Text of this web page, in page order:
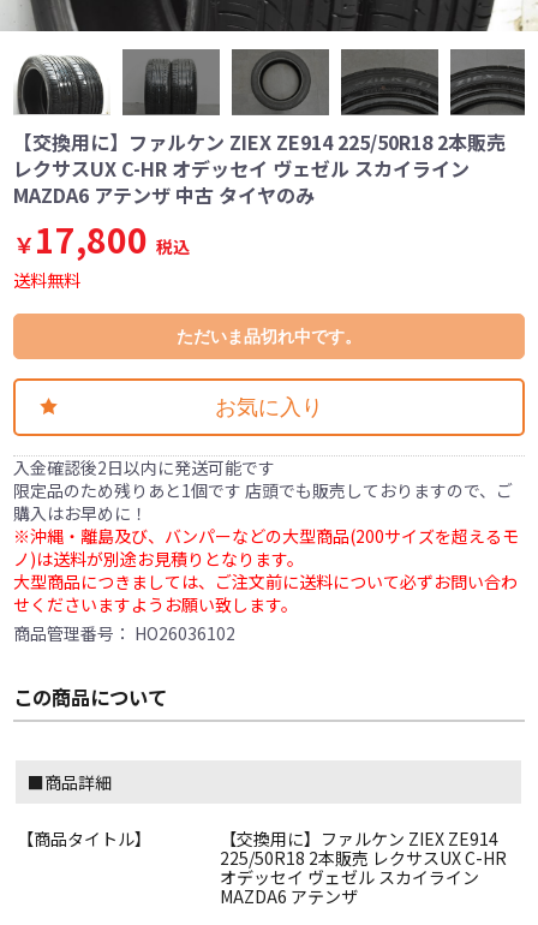
【交換用に】ファルケン ZIEX ZE914 225/50R18 2本販売
レクサスUX C-HR オデッセイ ヴェゼル スカイライン
MAZDA6 アテンザ 中古 タイヤのみ
￥17,800 税込
送料無料
ただいま品切れ中です。
お気に入り
入金確認後2日以内に発送可能です
限定品のため残りあと1個です 店頭でも販売しておりますので、ご
購入はお早めに！
※沖縄・離島及び、バンパーなどの大型商品(200サイズを超えるモ
ノ)は送料が別途お見積りとなります。
大型商品につきましては、ご注文前に送料について必ずお問い合わ
せくださいますようお願い致します。
商品管理番号： HO26036102
この商品について
■商品詳細
【商品タイトル】
【交換用に】ファルケン ZIEX ZE914
225/50R18 2本販売 レクサスUX C-HR
オデッセイ ヴェゼル スカイライン
MAZDA6 アテンザ